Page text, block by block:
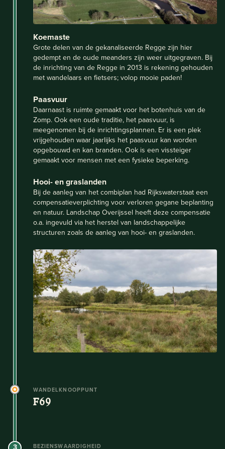
Koemaste
Grote delen van de gekanaliseerde Regge zijn hier
gedempt en de oude meanders zijn weer uitgegraven. Bij
de inrichting van de Regge in 2013 is rekening gehouden
met wandelaars en fietsers; volop mooie paden!
Paasvuur
Daarnaast is ruimte gemaakt voor het botenhuis van de
Zomp. Ook een oude traditie, het paasvuur, is
meegenomen bij de inrichtingsplannen. Er is een plek
vrijgehouden waar jaarlijks het paasvuur kan worden
opgebouwd en kan branden. Ook is een vissteiger
gemaakt voor mensen met een fysieke beperking.
Hooi- en graslanden
Bij de aanleg van het combiplan had Rijkswaterstaat een
compensatieverplichting voor verloren gegane beplanting
en natuur. Landschap Overijssel heeft deze compensatie
o.a. ingevuld via het herstel van landschappelijke
structuren zoals de aanleg van hooi- en graslanden.
WANDELKNOOPPUNT
F69
BEZIENSWAARDIGHEID